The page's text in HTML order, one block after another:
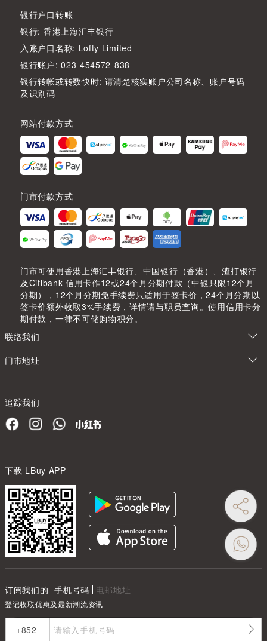
银行户口转账
银行: 香港上海汇丰银行
入账户口名称: Lofty Limited
银行账户: 023-454572-838
银行转帐或转数快时: 请清楚核实账户公司名称、账户号码
及识别码
网站付款方式
门市付款方式
门市可使用香港上海汇丰银行、中国银行（香港）、渣打银行
及Citibank 信用卡作12或24个月分期付款（中银只限12个月
分期），12个月分期免手续费只适用于签卡价，24个月分期以
签卡价额外收取3%手续费，详情请与职员查询。使用信用卡分
期付款，一律不可储购物积分。
联络我们
门市地址
追踪我们
下载 LBuy APP
订阅我们的 手机号码 电邮地址
登记收取优惠及最新潮流资讯